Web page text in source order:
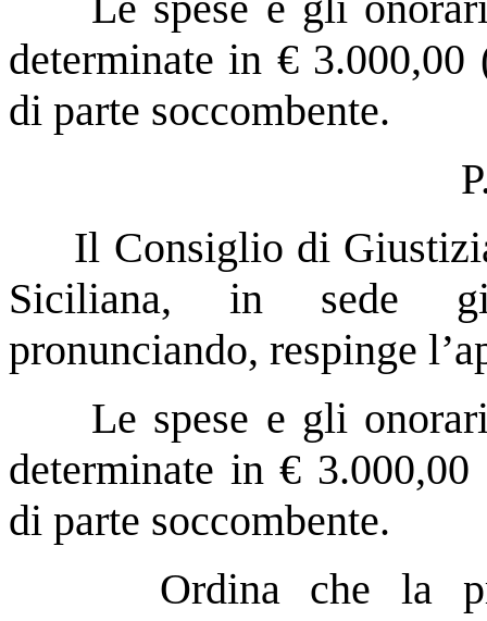
determinate in €
di parte soccombente.
Il Consiglio di
Siciliana, in sede
pronunciando, respinge
Le spese e gli
determinate in €
di parte soccombente.
Ordina che la